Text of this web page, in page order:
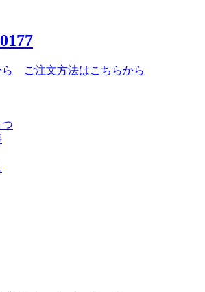
ご注文方法はこちらから